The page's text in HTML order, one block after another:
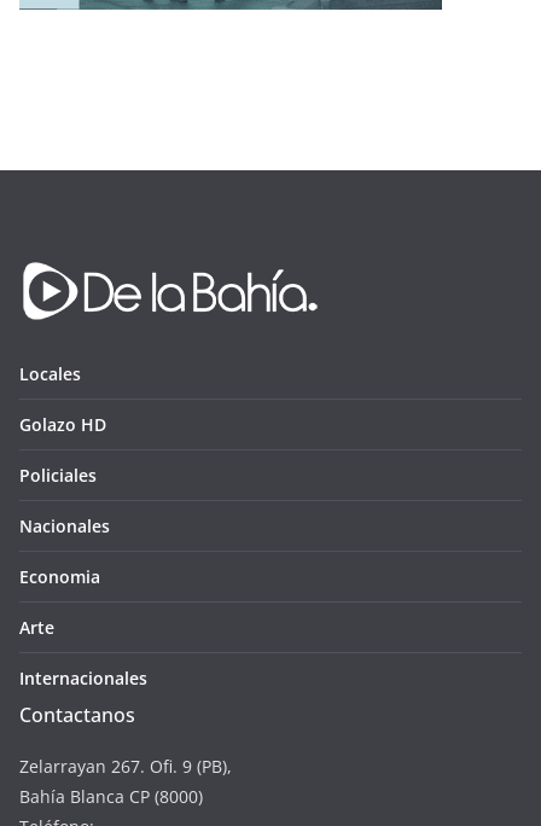
Locales
Golazo HD
Policiales
Nacionales
Economia
Arte
Internacionales
Contactanos
Zelarrayan 267. Ofi. 9 (PB),
Bahía Blanca CP (8000)